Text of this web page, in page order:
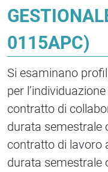
0115APC)
Si esaminano
per
contratto di
durata semestrale
contratto di lavoro
durata semestrale